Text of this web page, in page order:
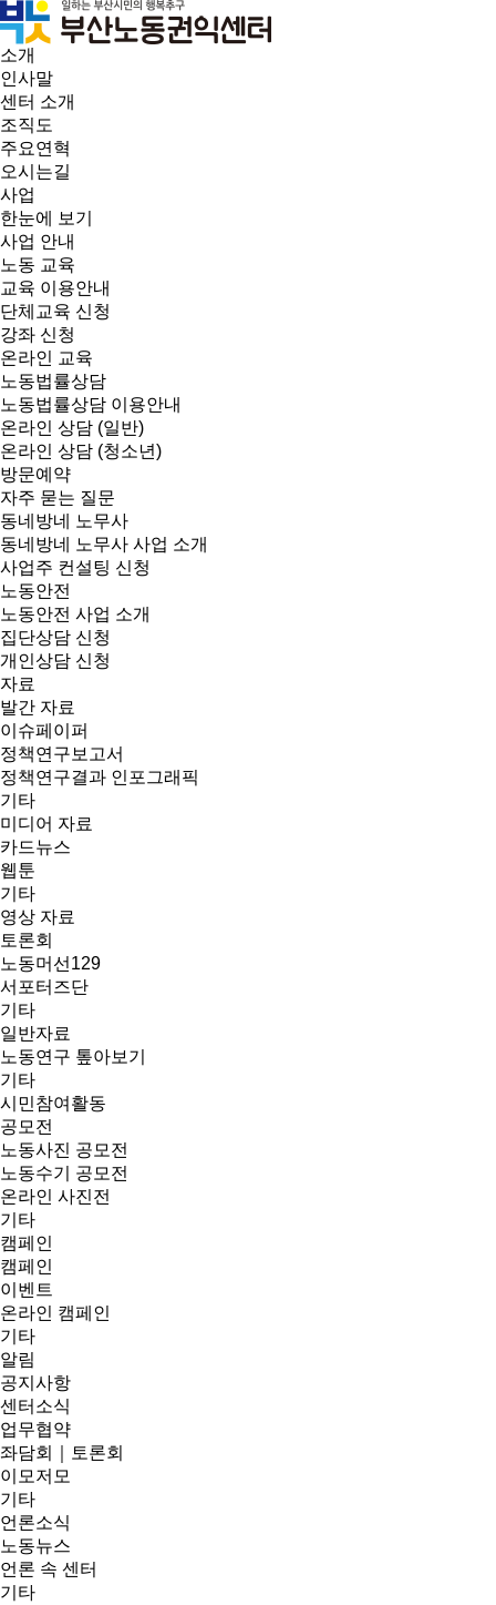
소개
인사말
센터 소개
조직도
주요연혁
오시는길
사업
한눈에 보기
사업 안내
노동 교육
교육 이용안내
단체교육 신청
강좌 신청
온라인 교육
노동법률상담
노동법률상담 이용안내
온라인 상담 (일반)
온라인 상담 (청소년)
방문예약
자주 묻는 질문
동네방네 노무사
동네방네 노무사 사업 소개
사업주 컨설팅 신청
노동안전
노동안전 사업 소개
집단상담 신청
개인상담 신청
자료
발간 자료
이슈페이퍼
정책연구보고서
정책연구결과 인포그래픽
기타
미디어 자료
카드뉴스
웹툰
기타
영상 자료
토론회
노동머선129
서포터즈단
기타
일반자료
노동연구 톺아보기
기타
시민참여활동
공모전
노동사진 공모전
노동수기 공모전
온라인 사진전
기타
캠페인
캠페인
이벤트
온라인 캠페인
기타
알림
공지사항
센터소식
업무협약
좌담회｜토론회
이모저모
기타
언론소식
노동뉴스
언론 속 센터
기타